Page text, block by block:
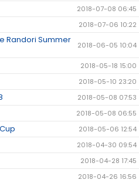
2018-07-08 06:45
2018-07-06 10:22
Randori Summer
2018-06-05 10:04
2018-05-18 15:00
2018-05-10 23:20
2018-05-08 07:53
2018-05-08 06:55
2018-05-06 12:54
2018-04-30 09:54
2018-04-28 17:45
2018-04-26 16:56